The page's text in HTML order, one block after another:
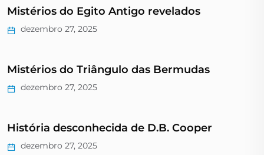
Mistérios do Egito Antigo revelados
dezembro 27, 2025
Mistérios do Triângulo das Bermudas
dezembro 27, 2025
História desconhecida de D.B. Cooper
dezembro 27, 2025